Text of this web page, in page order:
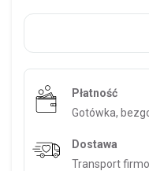
Płatność
Gotówka,
Dostawa
Transport